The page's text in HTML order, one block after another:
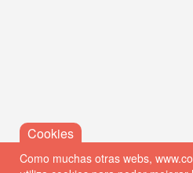
Como muchas otras webs,